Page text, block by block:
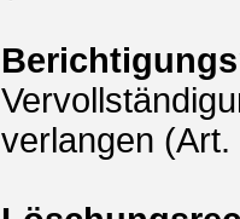
verlangen